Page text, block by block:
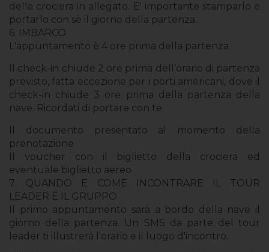
della crociera in allegato. E' importante stamparlo e
portarlo con sè il giorno della partenza.
6. IMBARCO
L'appuntamento è 4 ore prima della partenza.
Il check­-in chiude 2 ore prima dell’orario di partenza
previsto, fatta eccezione per i porti americani, dove il
check­-in chiude 3 ore prima della partenza della
nave. Ricordati di portare con te:
Il documento presentato al momento della
prenotazione
Il voucher con il biglietto della crociera ed
eventuale biglietto aereo
7. QUANDO E COME INCONTRARE IL TOUR
LEADER E IL GRUPPO
Il primo appuntamento sarà a bordo della nave il
giorno della partenza. Un SMS da parte del tour
leader ti illustrerà l'orario e il luogo d'incontro.